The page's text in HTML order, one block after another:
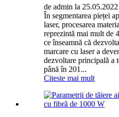
de admin la 25.05.2022
În segmentarea pieței
laser, procesarea
reprezintă mai mult de
ce înseamnă că
marcare cu laser a
dezvoltare principală a
până în 201...
Citeste mai mult